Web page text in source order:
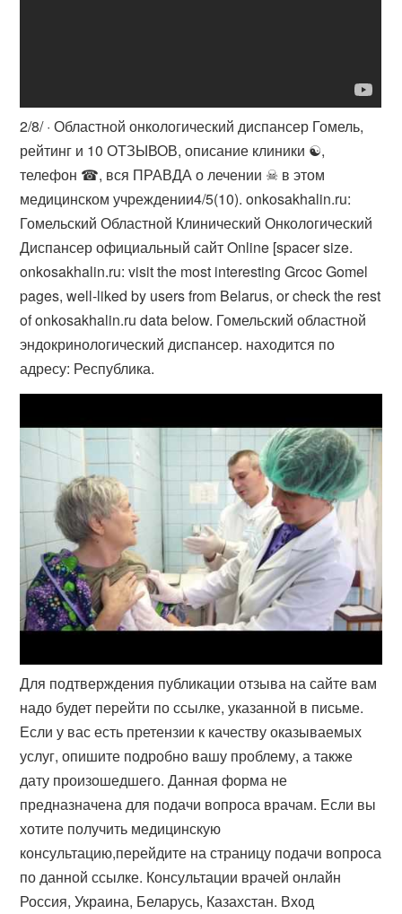
2/8/ · Областной онкологический диспансер Гомель,
рейтинг и 10 ОТЗЫВОВ, описание клиники ☯,
телефон ☎, вся ПРАВДА о лечении ☠ в этом
медицинском учреждении4/5(10). onkosakhalin.ru:
Гомельский Областной Клинический Онкологический
Диспансер официальный сайт Online [spacer size.
onkosakhalin.ru: visit the most interesting Grcoc Gomel
pages, well-liked by users from Belarus, or check the rest
of onkosakhalin.ru data below. Гомельский областной
эндокринологический диспансер. находится по
адресу: Республика.
Для подтверждения публикации отзыва на сайте вам
надо будет перейти по ссылке, указанной в письме.
Если у вас есть претензии к качеству оказываемых
услуг, опишите подробно вашу проблему, а также
дату произошедшего. Данная форма не
предназначена для подачи вопроса врачам. Если вы
хотите получить медицинскую
консультацию,перейдите на страницу подачи вопроса
по данной ссылке. Консультации врачей онлайн
Россия, Украина, Беларусь, Казахстан. Вход